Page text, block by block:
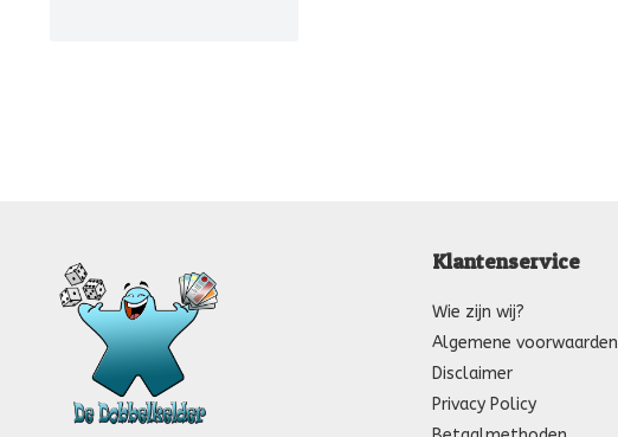
Klantenservice
Wie zijn wij?
Algemene voorwaarden
Disclaimer
Privacy Policy